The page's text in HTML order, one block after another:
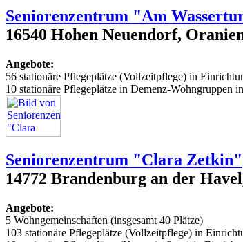
Seniorenzentrum "Am
16540 Hohen Neuendorf,
Angebote:
56 stationäre Pflegeplätze (Vollzeitpflege) in
10 stationäre Pflegeplätze in Demenz-Wohngruppen
Seniorenzentrum "Clara Zetkin"
14772 Brandenburg an der
Angebote:
5 Wohngemeinschaften (insgesamt 40 Plätze)
103 stationäre Pflegeplätze (Vollzeitpflege) in